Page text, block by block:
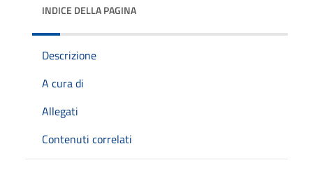
INDICE DELLA PAGINA
Descrizione
A cura di
Allegati
Contenuti correlati